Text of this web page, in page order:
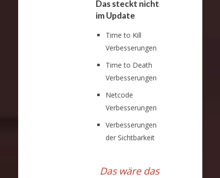
Das steckt nicht
im Update
Time to Kill
Verbesserungen
Time to Death
Verbesserungen
Netcode
Verbesserungen
Verbesserungen
der Sichtbarkeit
Das wäre das